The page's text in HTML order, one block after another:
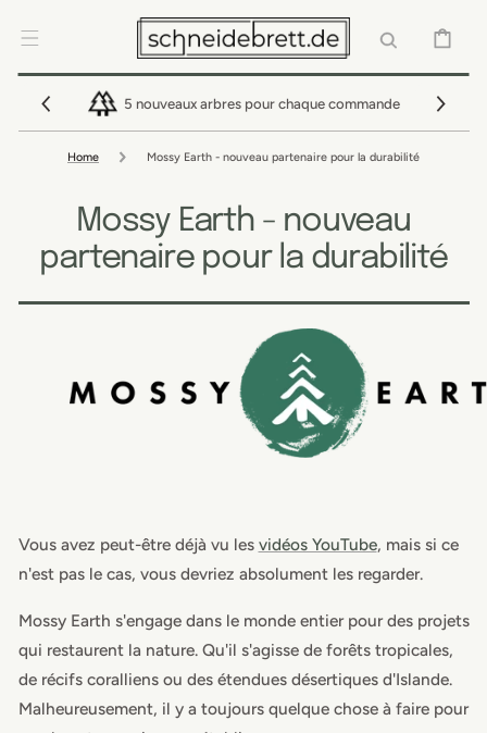
CONTENU
PANIER
5 nouveaux arbres pour chaque commande
Home Mossy Earth - nouveau partenaire pour la durabilité
Mossy Earth - nouveau
partenaire pour la durabilité
Vous avez peut-être déjà vu les vidéos YouTube, mais si ce
n'est pas le cas, vous devriez absolument les regarder.
Mossy Earth s'engage dans le monde entier pour des projets
qui restaurent la nature. Qu'il s'agisse de forêts tropicales,
de récifs coralliens ou des étendues désertiques d'Islande.
Malheureusement, il y a toujours quelque chose à faire pour